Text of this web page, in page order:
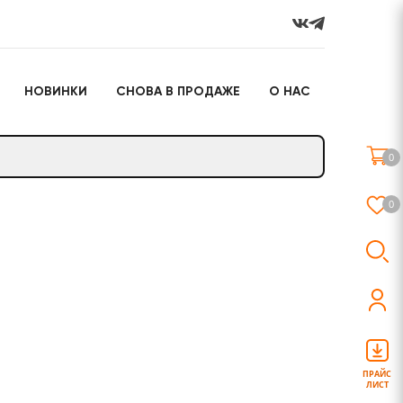
НОВИНКИ СНОВА В ПРОДАЖЕ О НАС
Настольные игры
Подарочные наборы
Слайм
0
0
ПРАЙС
ЛИСТ